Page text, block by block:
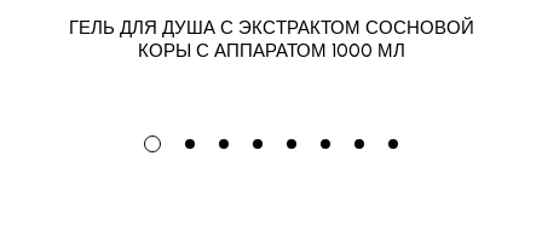
ГЕЛЬ ДЛЯ ДУША С ЭКСТРАКТОМ СОСНОВОЙ
КОРЫ С АППАРАТОМ 1000 МЛ